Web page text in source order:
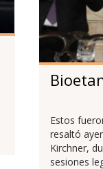
Estos
resaltó
Kirchner,
sesiones